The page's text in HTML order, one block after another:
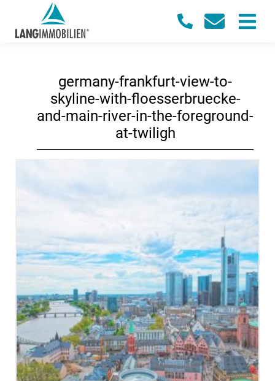
germany-frankfurt-view-to-
skyline-with-floesserbruecke-
and-main-river-in-the-foreground-
at-twiligh